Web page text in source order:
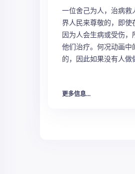
一位舍己为人，治病
界人民来尊敬的，即使
因为人会生病或受伤
他们治疗。何况动画中
的，因此如果没有人做
更多信息...